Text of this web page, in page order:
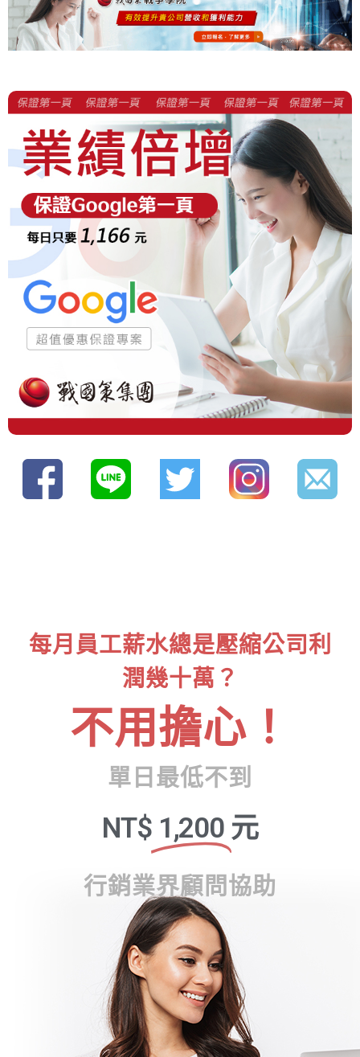
每月員工薪水總是壓縮公司利
潤幾十萬？
不用擔心！
單日最低不到
NT$ 1,200 元
行銷業界顧問協助